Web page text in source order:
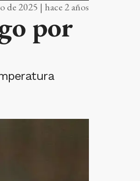
de 2025 | hace 2 años
por